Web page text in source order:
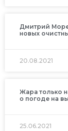
Дмитрий
новых
20.08.2021
Жара только
о погоде на
25.06.2021